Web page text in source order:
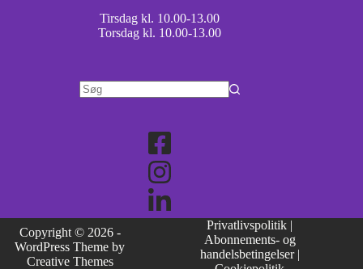
Tirsdag kl. 10.00-13.00
Torsdag kl. 10.00-13.00
Copyright © 2026 -
WordPress Theme by
Creative Themes
Privatlivspolitik |
Abonnements- og
handelsbetingelser |